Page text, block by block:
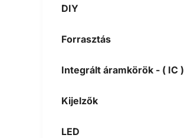
k
ő
e
DIY
Forrasztás
Integrált áramkörök - ( IC )
Kijelzők
LED